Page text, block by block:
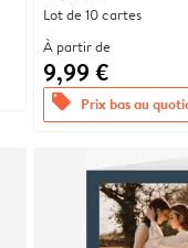
Lot de 10 cartes
À partir de
9,99 €
offers Prix bas au